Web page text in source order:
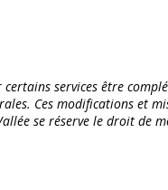
services être
Ces modifications et
se réserve le droit de